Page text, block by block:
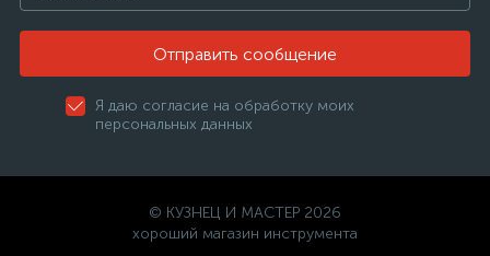
Отправить сообщение
Я даю согласие на обработку моих
персональных данных
© КУЗНЕЦ И МАСТЕР 2026
хороший магазин инструмента